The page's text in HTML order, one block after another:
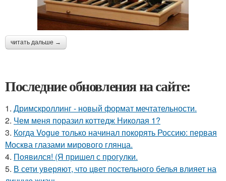
читать дальше →
Последние обновления на сайте:
1. Дримскроллинг - новый формат мечтательности.
2. Чем меня поразил коттедж Николая 1?
3. Когда Vogue только начинал покорять Россию: первая
Москва глазами мирового глянца.
4. Появился! (Я пришел с прогулки.
5. В сети уверяют, что цвет постельного белья влияет на